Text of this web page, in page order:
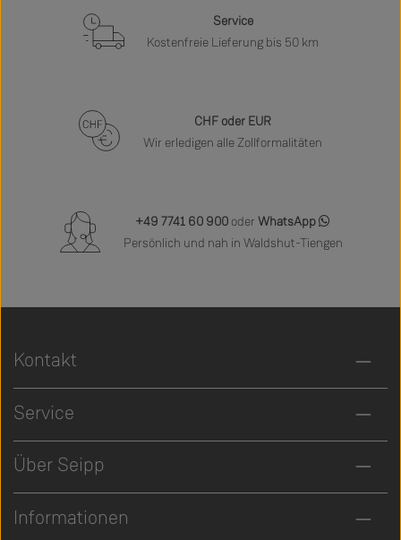
Service
Kostenfreie Lieferung bis 50 km
CHF oder EUR
Wir erledigen alle Zollformalitäten
+49 7741 60 900 oder WhatsApp
Persönlich und nah in Waldshut-Tiengen
Kontakt
Service
Über Seipp
Informationen